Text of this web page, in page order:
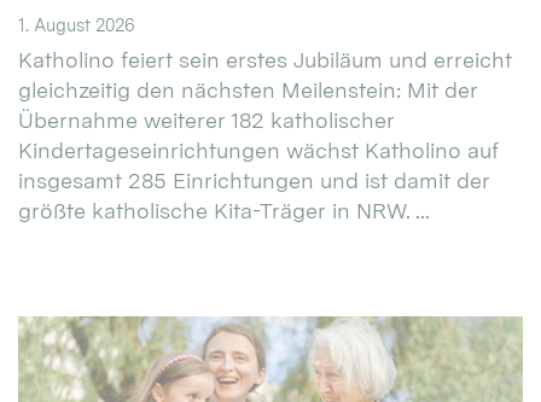
1. August 2026
Katholino feiert sein erstes Jubiläum und erreicht
gleichzeitig den nächsten Meilenstein: Mit der
Übernahme weiterer 182 katholischer
Kindertageseinrichtungen wächst Katholino auf
insgesamt 285 Einrichtungen und ist damit der
größte katholische Kita-Träger in NRW. ...